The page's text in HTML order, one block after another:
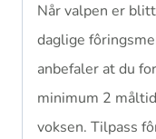
Når valpen er
daglige
anbefaler at du
minimum 2
voksen. Tilpass